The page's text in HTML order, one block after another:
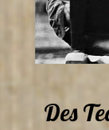
Des